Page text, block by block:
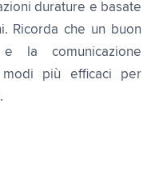
durature e basate
Ricorda che un buon
la comunicazione
più efficaci per